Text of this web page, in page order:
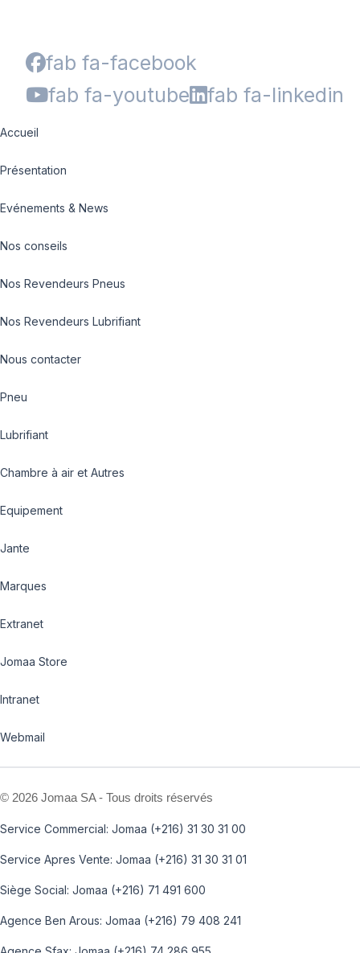
fab fa-facebook
fab fa-youtube
fab fa-linkedin
Accueil
Présentation
Evénements & News
Nos conseils
Nos Revendeurs Pneus
Nos Revendeurs Lubrifiant
Nous contacter
Pneu
Lubrifiant
Chambre à air et Autres
Equipement
Jante
Marques
Extranet
Jomaa Store
Intranet
Webmail
© 2026 Jomaa SA - Tous droits réservés
Service Commercial: Jomaa (+216) 31 30 31 00
Service Apres Vente: Jomaa (+216) 31 30 31 01
Siège Social: Jomaa (+216) 71 491 600
Agence Ben Arous: Jomaa (+216) 79 408 241